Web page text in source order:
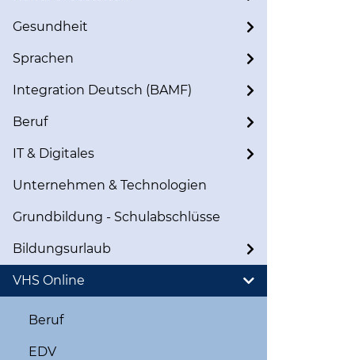
Gesundheit
Sprachen
Integration Deutsch (BAMF)
Beruf
IT & Digitales
Unternehmen & Technologien
Grundbildung - Schulabschlüsse
Bildungsurlaub
VHS Online
Beruf
EDV